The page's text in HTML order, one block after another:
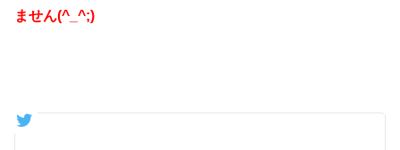
ません(^_^;)